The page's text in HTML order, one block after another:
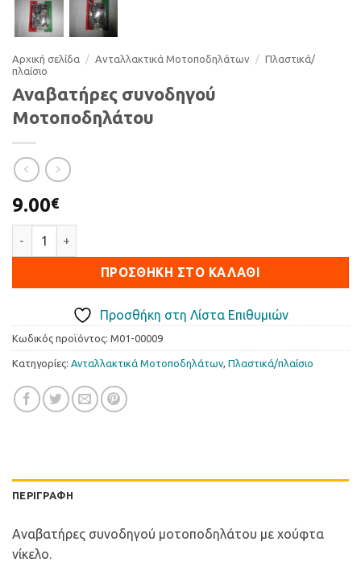
Αρχική σελίδα / Ανταλλακτικά Μοτοποδηλάτων / Πλαστικά/
πλαίσιο
Αναβατήρες συνοδηγού
Μοτοποδηλάτου
9.00€
ΠΡΟΣΘΉΚΗ ΣΤΟ ΚΑΛΆΘΙ
Προσθήκη στη Λίστα Επιθυμιών
Κωδικός προϊόντος: M01-00009
Κατηγορίες: Ανταλλακτικά Μοτοποδηλάτων Πλαστικά/πλαίσιο
ΠΕΡΙΓΡΑΦΉ
Αναβατήρες συνοδηγού μοτοποδηλάτου με χούφτα
νίκελο.